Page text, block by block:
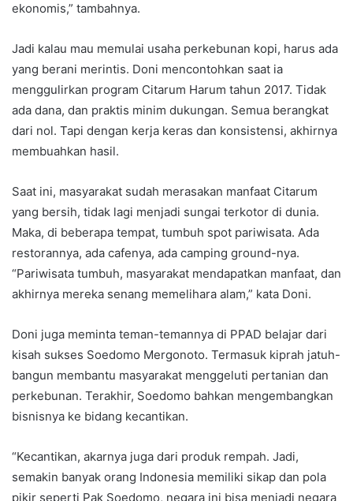
ekonomis,” tambahnya.
Jadi kalau mau memulai usaha perkebunan kopi, harus ada
yang berani merintis. Doni mencontohkan saat ia
menggulirkan program Citarum Harum tahun 2017. Tidak
ada dana, dan praktis minim dukungan. Semua berangkat
dari nol. Tapi dengan kerja keras dan konsistensi, akhirnya
membuahkan hasil.
Saat ini, masyarakat sudah merasakan manfaat Citarum
yang bersih, tidak lagi menjadi sungai terkotor di dunia.
Maka, di beberapa tempat, tumbuh spot pariwisata. Ada
restorannya, ada cafenya, ada camping ground-nya.
“Pariwisata tumbuh, masyarakat mendapatkan manfaat, dan
akhirnya mereka senang memelihara alam,” kata Doni.
Doni juga meminta teman-temannya di PPAD belajar dari
kisah sukses Soedomo Mergonoto. Termasuk kiprah jatuh-
bangun membantu masyarakat menggeluti pertanian dan
perkebunan. Terakhir, Soedomo bahkan mengembangkan
bisnisnya ke bidang kecantikan.
“Kecantikan, akarnya juga dari produk rempah. Jadi,
semakin banyak orang Indonesia memiliki sikap dan pola
pikir seperti Pak Soedomo, negara ini bisa menjadi negara